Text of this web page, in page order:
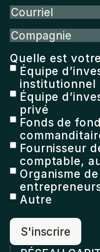
Courriel
Compagnie
Quelle est
Équipe
institutionnel
Équipe
privé
Fonds de
Fournisseur
comptable,
Organisme
Autre